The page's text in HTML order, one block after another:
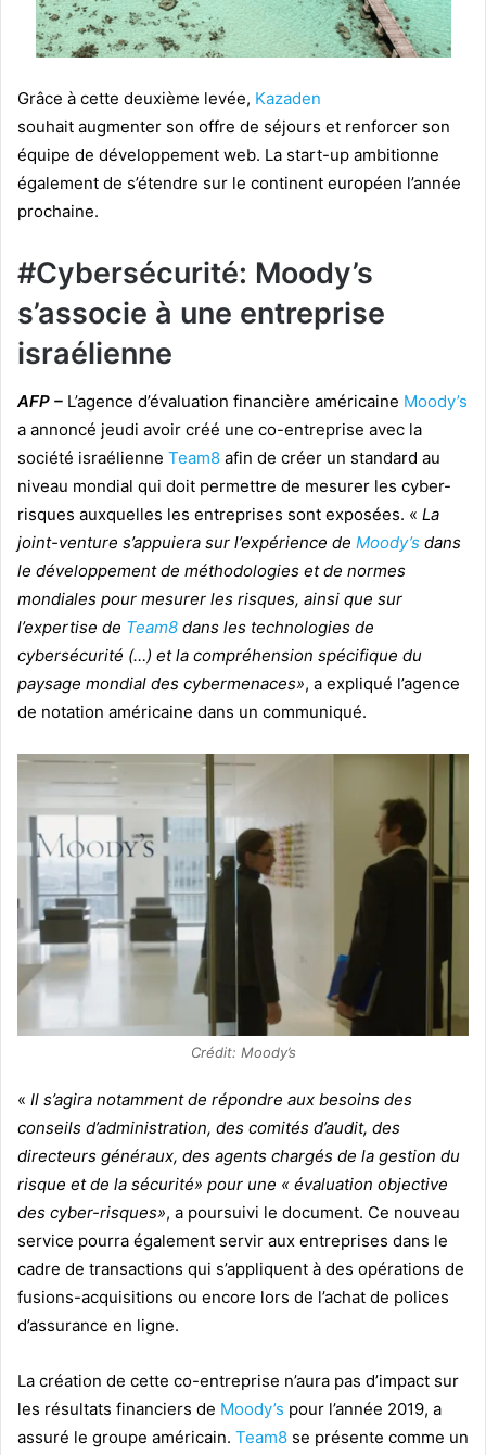
Grâce à cette deuxième levée, Kazaden
souhait augmenter son offre de séjours et renforcer son
équipe de développement web. La start-up ambitionne
également de s’étendre sur le continent européen l’année
prochaine.
#Cybersécurité: Moody’s
s’associe à une entreprise
israélienne
AFP – L’agence d’évaluation financière américaine Moody’s
a annoncé jeudi avoir créé une co-entreprise avec la
société israélienne Team8 afin de créer un standard au
niveau mondial qui doit permettre de mesurer les cyber-
risques auxquelles les entreprises sont exposées. « La
joint-venture s’appuiera sur l’expérience de Moody’s dans
le développement de méthodologies et de normes
mondiales pour mesurer les risques, ainsi que sur
l’expertise de Team8 dans les technologies de
cybersécurité (…) et la compréhension spécifique du
paysage mondial des cybermenaces», a expliqué l’agence
de notation américaine dans un communiqué.
Crédit: Moody’s
« Il s’agira notamment de répondre aux besoins des
conseils d’administration, des comités d’audit, des
directeurs généraux, des agents chargés de la gestion du
risque et de la sécurité» pour une « évaluation objective
des cyber-risques», a poursuivi le document. Ce nouveau
service pourra également servir aux entreprises dans le
cadre de transactions qui s’appliquent à des opérations de
fusions-acquisitions ou encore lors de l’achat de polices
d’assurance en ligne.
La création de cette co-entreprise n’aura pas d’impact sur
les résultats financiers de Moody’s pour l’année 2019, a
assuré le groupe américain. Team8 se présente comme un